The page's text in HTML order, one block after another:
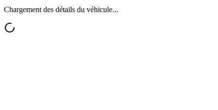
Chargement des détails du véhicule...